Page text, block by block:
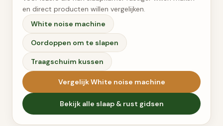
en direct producten willen vergelijken.
White noise machine
Oordoppen om te slapen
Traagschuim kussen
VergelijkWhite noise machine
Bekijk alle slaap & rust gidsen